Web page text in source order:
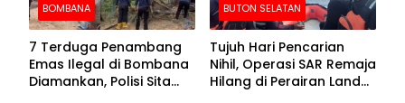
BOMBANA
7 Terduga Penambang
Emas Ilegal di Bombana
Diamankan, Polisi Sita
BUTON SELATAN
Tujuh Hari Pencarian
Nihil, Operasi SAR Remaja
Hilang di Perairan Lande